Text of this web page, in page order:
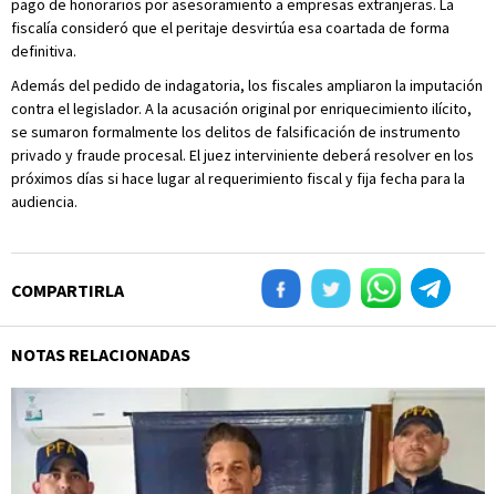
pago de honorarios por asesoramiento a empresas extranjeras. La
fiscalía consideró que el peritaje desvirtúa esa coartada de forma
definitiva.
Además del pedido de indagatoria, los fiscales ampliaron la imputación
contra el legislador. A la acusación original por enriquecimiento ilícito,
se sumaron formalmente los delitos de falsificación de instrumento
privado y fraude procesal. El juez interviniente deberá resolver en los
próximos días si hace lugar al requerimiento fiscal y fija fecha para la
audiencia.
COMPARTIRLA
NOTAS RELACIONADAS